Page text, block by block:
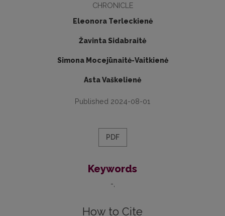
CHRONICLE
Eleonora Terleckienė
Žavinta Sidabraitė
Simona Mocejūnaitė-Vaitkienė
Asta Vaškelienė
Published 2024-08-01
PDF
Keywords
-
How to Cite